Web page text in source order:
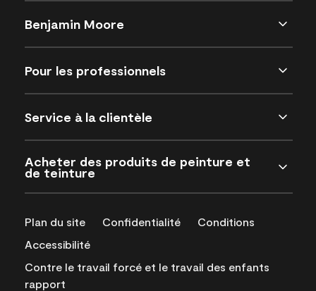
Benjamin Moore
Pour les professionnels
Service à la clientèle
Acheter des produits de peinture et
de teinture
Plan du site Confidentialité
Conditions
Accessibilité
Contre le travail forcé et le travail des enfants
rapport